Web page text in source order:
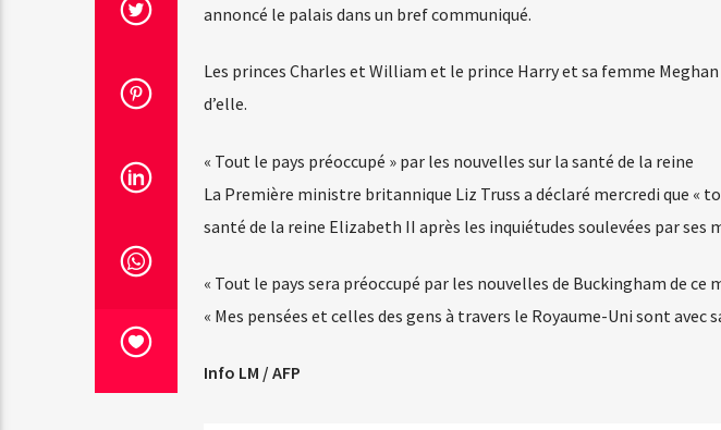
annoncé le palais dans un bref communiqué.
Les princes Charles et William et le prince Harry et sa femme
d’elle.
« Tout le pays préoccupé » par les nouvelles sur la santé de la reine
La Première ministre britannique Liz Truss a déclaré mercredi que «
santé de la reine Elizabeth II après les inquiétudes soulevées par ses
« Tout le pays sera préoccupé par les nouvelles de Buckingham de
« Mes pensées et celles des gens à travers le Royaume-Uni sont avec
Info LM / AFP